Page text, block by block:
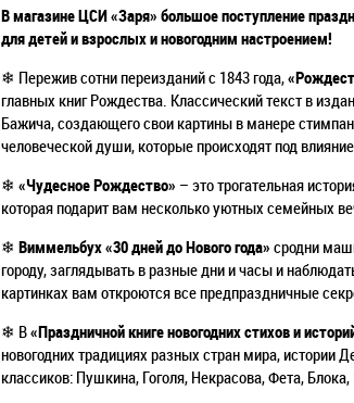
В магазине ЦСИ «Заря» большое поступление
для детей и взрослых и новогодним настроением!
❄ Пережив сотни переизданий с 1843 года,
главных книг Рождества. Классический текст в
Бажича, создающего свои картины в манере
человеческой души, которые происходят под
❄ «Чудесное Рождество» – это трогательная
которая подарит вам несколько уютных семейных
❄ Виммельбух «30 дней до Нового года» сродни
городу, заглядывать в разные дни и часы и
картинках вам откроются все предпраздничные
❄ В«Праздничной книге новогодних стихов и
новогодних традициях разных стран мира,
классиков: Пушкина, Гоголя, Некрасова, Фета,